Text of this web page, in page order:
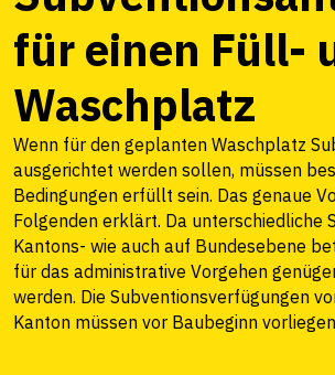
für einen Füll-
Waschplatz
Wenn für den geplanten Waschplatz
ausgerichtet werden sollen, müssen
Bedingungen erfüllt sein. Das genaue
Folgenden erklärt. Da unterschiedliche
Kantons- wie auch auf Bundesebene
für das administrative Vorgehen
werden. Die Subventionsverfügungen
Kanton müssen vor Baubeginn